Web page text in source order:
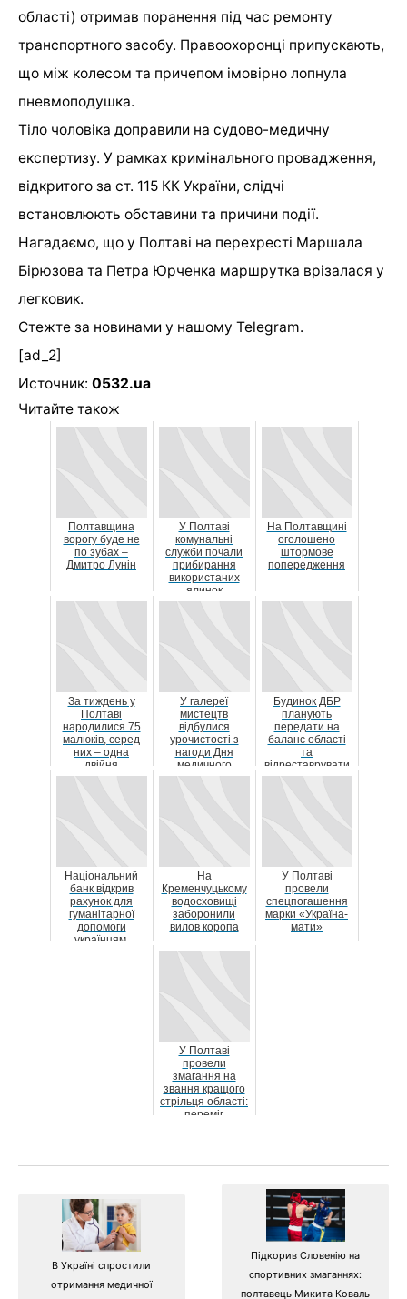
області) отримав поранення під час ремонту
транспортного засобу. Правоохоронці припускають,
що між колесом та причепом імовірно лопнула
пневмоподушка.
Тіло чоловіка доправили на судово-медичну
експертизу. У рамках кримінального провадження,
відкритого за ст. 115 КК України, слідчі
встановлюють обставини та причини події.
Нагадаємо, що у Полтаві на перехресті Маршала
Бірюзова та Петра Юрченка маршрутка врізалася у
легковик.
Стежте за новинами у нашому Telegram.
[ad_2]
Источник: 0532.ua
Читайте також
Полтавщина
ворогу буде не
по зубах –
Дмитро Лунін
У Полтаві
комунальні
служби почали
прибирання
використаних
ялинок
На Полтавщині
оголошено
штормове
попередження
За тиждень у
Полтаві
народилися 75
малюків, серед
них – одна
двійня
У галереї
мистецтв
відбулися
урочистості з
нагоди Дня
медичного
працівника
Будинок ДБР
планують
передати на
баланс області
та
відреставрувати
Національний
банк відкрив
рахунок для
гуманітарної
допомоги
українцям,
На
Кременчуцькому
водосховищі
заборонили
вилов коропа
У Полтаві
провели
спецпогашення
марки «Україна-
мати»
У Полтаві
провели
змагання на
звання кращого
стрільця області:
переміг
В Україні спростили
отримання медичної
Підкорив Словенію на
спортивних змаганнях:
полтавець Микита Коваль